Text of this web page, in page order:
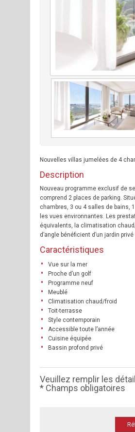
Nouvelles villas jumelées de 4
Description
Nouveau programme exclusif de
comprend 2 places de parking.
chambres, 3 ou 4 salles de bains,
les vues environnantes. Les
équivalents, la climatisation
d’angle bénéficient d’un jardin
Caractéristiques
Vue sur la mer
Proche d’un golf
Programme neuf
Meublé
Climatisation chaud/froid
Toit-terrasse
Style contemporain
Accessible toute l’année
Cuisine équipée
Bassin profond privé
Veuillez remplir les
* Champs obligatoires